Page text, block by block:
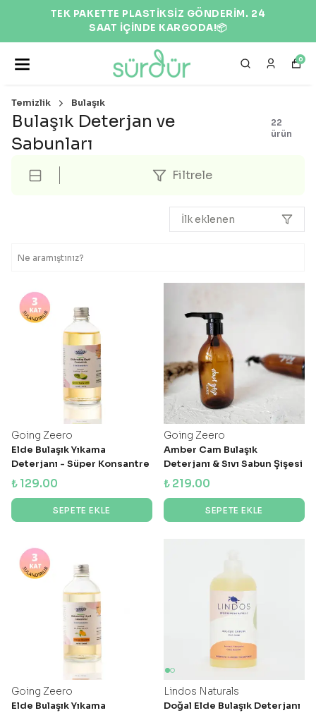
EKOLOJİK VE DOĞAL ÜRÜNLER 🌍
0
Temizlik Bulaşık
Bulaşık Deterjan ve
Sabunları
22
ürün
Filtrele
İlk eklenen
Going Zeero
Elde Bulaşık Yıkama
Deterjanı - Süper Konsantre
- Okaliptus & Lime
₺ 129.00
SEPETE EKLE
Going Zeero
Amber Cam Bulaşık
Deterjanı & Sıvı Sabun Şişesi
- 300 ml
₺ 219.00
SEPETE EKLE
Going Zeero
Elde Bulaşık Yıkama
Lindos Naturals
Doğal Elde Bulaşık Deterjanı